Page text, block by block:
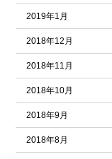
2019年1月
2018年12月
2018年11月
2018年10月
2018年9月
2018年8月